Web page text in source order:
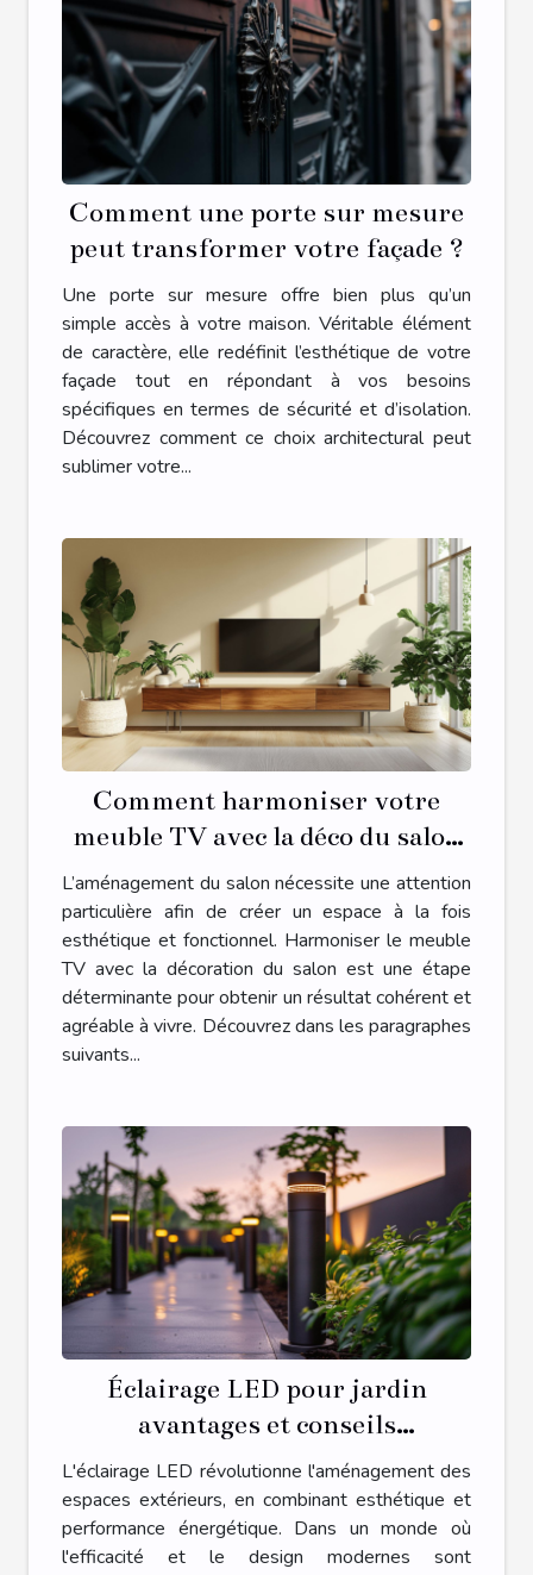
Comment une porte sur mesure
peut transformer votre façade ?
Une porte sur mesure offre bien plus qu’un
simple accès à votre maison. Véritable élément
de caractère, elle redéfinit l’esthétique de votre
façade tout en répondant à vos besoins
spécifiques en termes de sécurité et d’isolation.
Découvrez comment ce choix architectural peut
sublimer votre...
Comment harmoniser votre
meuble TV avec la déco du salon
?
L’aménagement du salon nécessite une attention
particulière afin de créer un espace à la fois
esthétique et fonctionnel. Harmoniser le meuble
TV avec la décoration du salon est une étape
déterminante pour obtenir un résultat cohérent et
agréable à vivre. Découvrez dans les paragraphes
suivants...
Éclairage LED pour jardin
avantages et conseils
d'installation pour un extérieur
moderne
L'éclairage LED révolutionne l'aménagement des
espaces extérieurs, en combinant esthétique et
performance énergétique. Dans un monde où
l'efficacité et le design modernes sont